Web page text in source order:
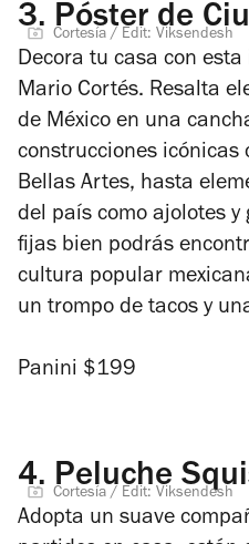
3. Póster de
Cortesía / Edit: Viksendesh
Decora tu casa con
Mario Cortés. Resalta
de México en una
construcciones icónicas
Bellas Artes, hasta
del país como ajolotes y
fijas bien podrás
cultura popular
un trompo de tacos y
Panini $199
4. Peluche
Cortesía / Edit: Viksendesh
Adopta un suave